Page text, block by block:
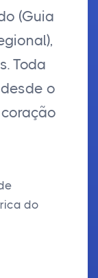
(Guia
Toda
o
do